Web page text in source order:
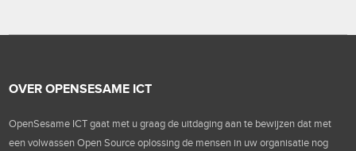
OVER OPENSESAME ICT
OpenSesame ICT gaat met u graag de uitdaging aan te bewijzen dat met
een volwassen Open Source oplossing de mensen in uw organisatie nog